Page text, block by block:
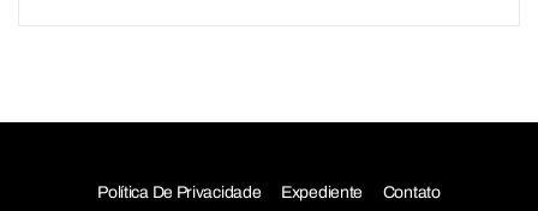
Política De Privacidade Expediente Contato